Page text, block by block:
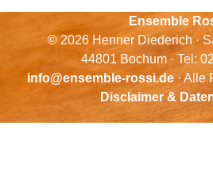
Ensemble
© 2026 Henner Diederich ·
44801 Bochum · Tel:
info@ensemble-rossi.de· Alle
Disclaimer &